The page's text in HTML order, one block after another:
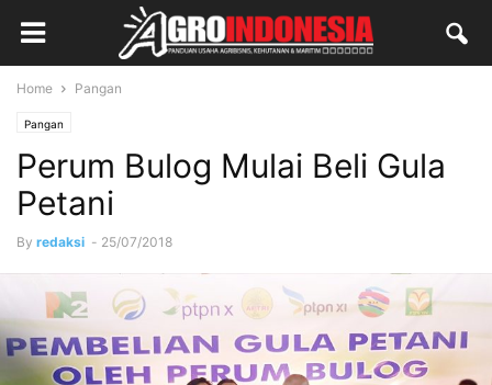
Home Pangan
Pangan
Perum Bulog Mulai Beli Gula
Petani
By redaksi - 25/07/2018